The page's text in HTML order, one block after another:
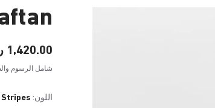
1,420.00 ر.ق
شامل الرسوم
اللون: Stripes